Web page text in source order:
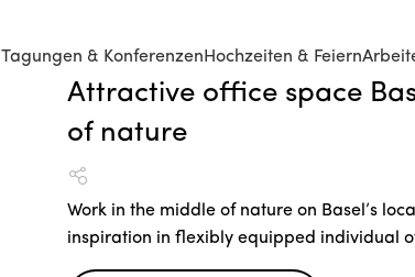
Tagungen & Konferenzen Hochzeiten & Feiern
Attractive office space
of nature
Work in the middle of nature on Basel’s
inspiration in flexibly equipped individual